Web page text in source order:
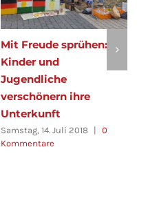
Mit Freude sprühen:
Kinder und
Jugendliche
verschönern ihre
Unterkunft
Samstag, 14. Juli 2018 |
0
Kommentare